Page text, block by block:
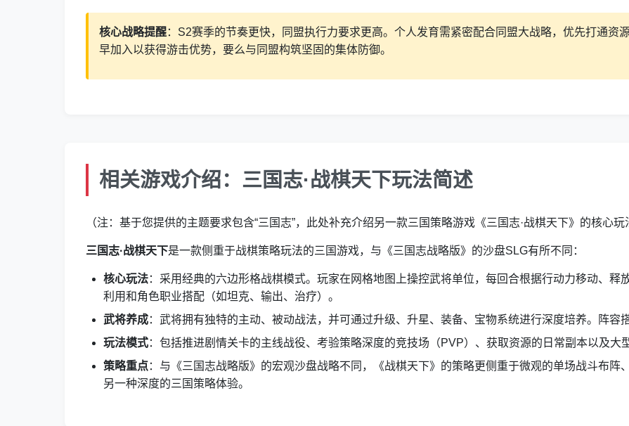
核心战略提醒：S2赛季的节奏更快，同盟执行力要求更高。个人发育需紧密配合同盟大战略，优先打通资
早加入以获得游击优势，要么与同盟构筑坚固的集体防御。
相关游戏介绍：三国志·战棋天下玩法简述
（注：基于您提供的主题要求包含“三国志”，此处补充介绍另一款三国策略游戏《三国志·战棋天下》的核心玩
三国志·战棋天下是一款侧重于战棋策略玩法的三国游戏，与《三国志战略版》的沙盘SLG有所不同：
核心玩法：采用经典的六边形格战棋模式。玩家在网格地图上操控武将单位，每回合根据行动力移动、释
利用和角色职业搭配（如坦克、输出、治疗）。
武将养成：武将拥有独特的主动、被动战法，并可通过升级、升星、装备、宝物系统进行深度培养。阵容
玩法模式：包括推进剧情关卡的主线战役、考验策略深度的竞技场（PVP）、获取资源的日常副本以及大
策略重点：与《三国志战略版》的宏观沙盘战略不同，《战棋天下》的策略更侧重于微观的单场战斗布阵
另一种深度的三国策略体验。